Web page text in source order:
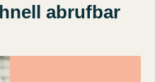
abrufbar